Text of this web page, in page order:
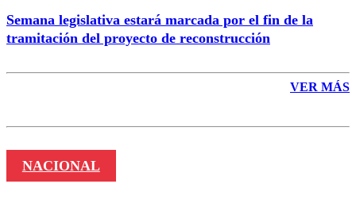
Semana legislativa estará marcada por el fin de la
tramitación del proyecto de reconstrucción
VER MÁS
NACIONAL